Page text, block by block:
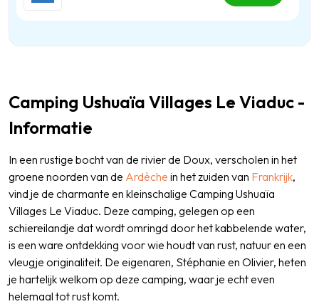
Camping Ushuaïa Villages Le Viaduc -
Informatie
In een rustige bocht van de rivier de Doux, verscholen in het
groene noorden van de Ardèche in het zuiden van Frankrijk,
vind je de charmante en kleinschalige Camping Ushuaïa
Villages Le Viaduc. Deze camping, gelegen op een
schiereilandje dat wordt omringd door het kabbelende water,
is een ware ontdekking voor wie houdt van rust, natuur en een
vleugje originaliteit. De eigenaren, Stéphanie en Olivier, heten
je hartelijk welkom op deze camping, waar je echt even
helemaal tot rust komt.